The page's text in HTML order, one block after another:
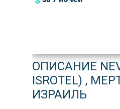
ОПИСАНИЕ
ISROTEL) ,
ИЗРАИЛЬ